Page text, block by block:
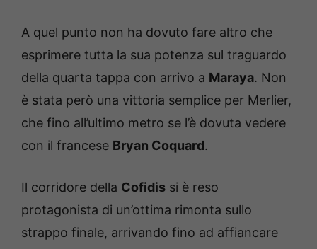
A quel punto non ha dovuto fare altro che
esprimere tutta la sua potenza sul traguardo
della quarta tappa con arrivo a Maraya. Non
è stata però una vittoria semplice per Merlier,
che fino all’ultimo metro se l’è dovuta vedere
con il francese Bryan Coquard.
Il corridore della Cofidis si è reso
protagonista di un’ottima rimonta sullo
strappo finale, arrivando fino ad affiancare